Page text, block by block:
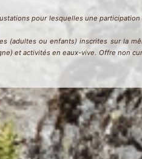
pour lesquelles une
ou enfants) inscrites sur la
et activités en eaux-vive. Offre non